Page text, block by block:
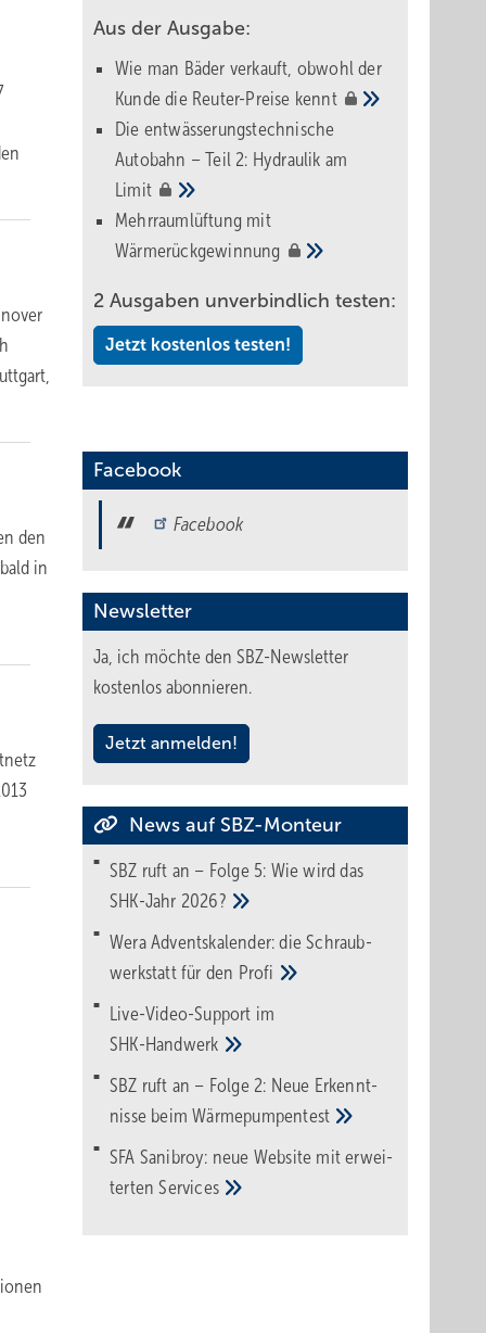
den
in
Aus der Ausgabe:
Wie man Bäder verkauft, obwohl der
Kunde die Reuter-Preise kennt
Die entwässerungstechnische
Autobahn – Teil 2: Hydraulik am
Limit
Mehrraumlüftung mit
Wärmerückgewinnung
2 Ausgaben unverbindlich testen:
Jetzt kostenlos testen!
Facebook
Facebook
Newsletter
Ja, ich möchte den SBZ-Newsletter
kostenlos abonnieren.
Jetzt anmelden!
News auf SBZ-Monteur
SBZ ruft an – Folge 5: Wie wird das
SHK-Jahr 2026?
Wera Adventskalender: die Schraub­
werk­statt für den Pro­fi
Live-Video-Support im
SHK-Handwerk
SBZ ruft an – Folge 2: Neue Erkennt­
nisse beimWärme­pumpen­test
SFA Sanibroy: neue Web­site mit erwei­
tertenServices